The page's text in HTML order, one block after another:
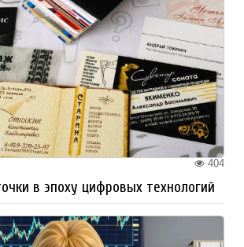
404
в эпоху цифровых технологий